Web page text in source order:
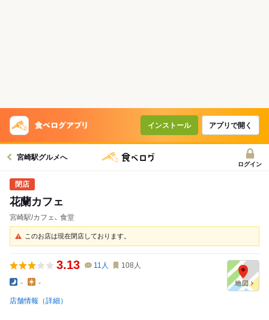
インストール アプリで開く
宮崎駅グルメへ
ログイン
花蘭カフェ
宮崎駅/カフェ､ 食堂
このお店は現在閉店しております。
3.13 11 人 108 人
- -
店舗情報（詳細）